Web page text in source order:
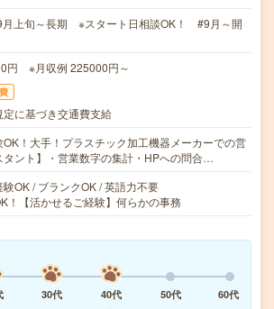
月上旬～長期 ※スタート日相談OK！ #9月～開
円 ※月収例 225000円～
定に基づき交通費支給
OK！大手！プラスチック加工機器メーカーでの営
タント】・営業数字の集計・HPへの問合…
OK / ブランクOK / 英語力不要
！【活かせるご経験】何らかの事務
30代 40代 50代
60代